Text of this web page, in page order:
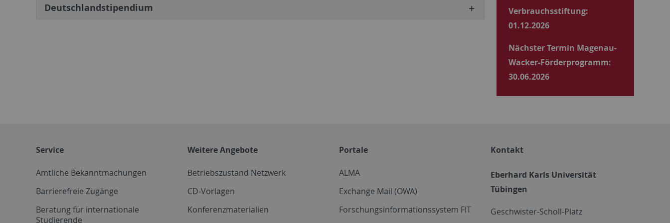
Deutschlandstipendium
Verbrauchsstiftung:
01.12.2026
Nächster Termin Magenau-
Wacker-Förderprogramm:
30.06.2026
Service
Amtliche Bekanntmachungen
Barrierefreie Zugänge
Beratung für internationale
Studierende
Weitere Angebote
Betriebszustand Netzwerk
CD-Vorlagen
Konferenzmaterialien
Portale
ALMA
Exchange Mail (OWA)
Forschungsinformationssystem FIT
Kontakt
Eberhard Karls Universität
Tübingen
Geschwister-Scholl-Platz